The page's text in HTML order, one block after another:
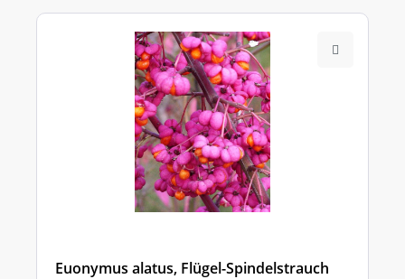
Euonymus alatus, Flügel-Spindelstrauch